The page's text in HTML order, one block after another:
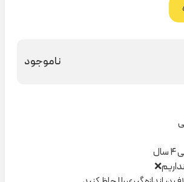
ناموجود